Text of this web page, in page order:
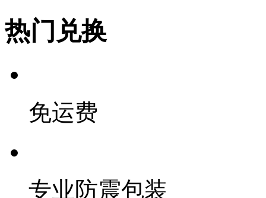
热门兑换
免运费
专业防震包装